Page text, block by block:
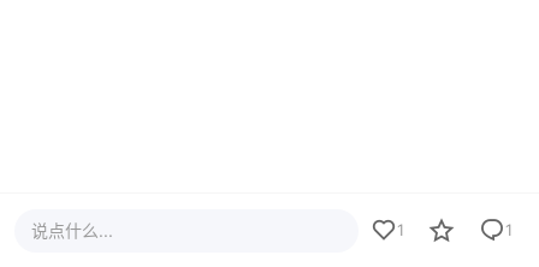
说点什么... 1 1